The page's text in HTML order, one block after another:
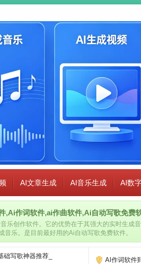
AI文章生成 AI音乐生成 AI数
,Ai作词软件,ai作曲软件,Ai自动写歌免费
乐创作软件。它的优势在于其强大的实时生成
音乐。是目前最好用的Ai自动写歌免费软件。
AI作词软件